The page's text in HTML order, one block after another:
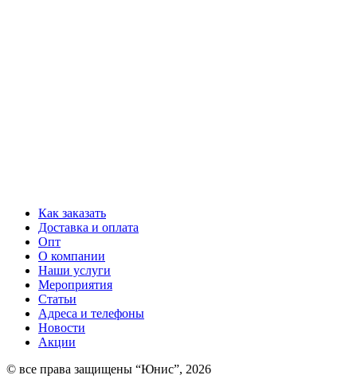
Как заказать
Доставка и оплата
Опт
О компании
Наши услуги
Мероприятия
Статьи
Адреса и телефоны
Новости
Акции
© все права защищены “Юнис”, 2026